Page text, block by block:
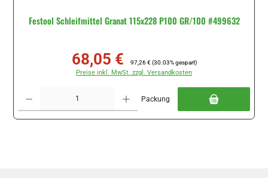
Festool Schleifmittel Granat 115x228 P100 GR/100 #499632
Verkaufspreis:
68,05 € 97,26 € (30.03% gespart)
Preise inkl. MwSt. zzgl. Versandkosten
Packung